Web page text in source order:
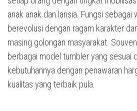
anak anak dan lansia. Fungsi sebagai
berevolusi dengan ragam karakter
masing golongan masyarakat.
berbagai model tumbler yang sesuai
kebutuhannya dengan penawaran
kualitas yang terbaik pula.